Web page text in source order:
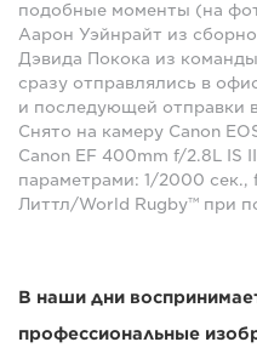
подобные моменты (на
Аарон Уэйнрайт из
Дэвида Покока из
сразу отправлялись в
и последующей отправки
Снято на камеру Canon
Canon EF 400mm f/2.8L IS
параметрами: 1/2000
Литтл/World Rugby™ при
В наши дни
профессиональные